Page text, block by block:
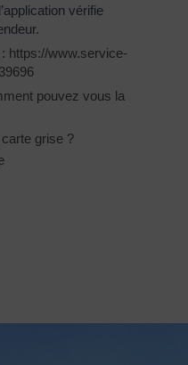
vérifie
https://www.service-
pouvez vous la
grise ?